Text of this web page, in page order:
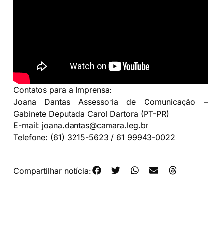
Contatos para a Imprensa:
Joana Dantas Assessoria de Comunicação –
Gabinete Deputada Carol Dartora (PT-PR)
E-mail: joana.dantas@camara.leg.br
Telefone: (61) 3215-5623 / 61 99943-0022
Compartilhar notícia: